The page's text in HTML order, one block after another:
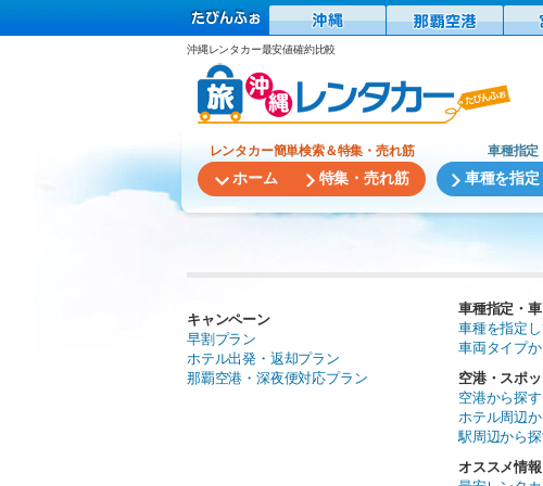
沖縄レンタカー最安値確約比較
レンタカー簡単検索＆特集・売れ筋
ホーム 特集・売れ筋
車種指定
車種を指
キャンペーン
早割プラン
ホテル出発・返却プラン
那覇空港・深夜便対応プラン
車種指定・
車種を指定
車両タイプ
空港・スポ
空港から探す
ホテル周辺
駅周辺から
オススメ情報